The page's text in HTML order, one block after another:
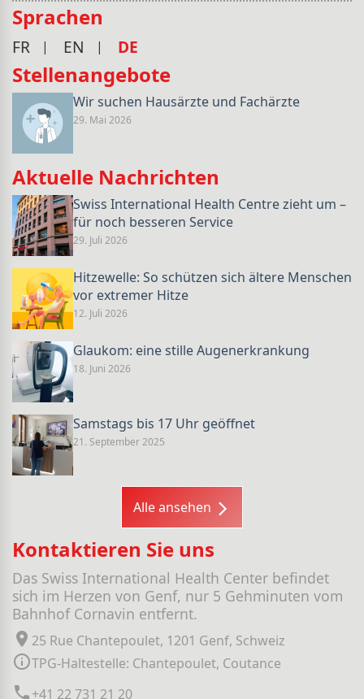
Sprachen
FR EN DE
Stellenangebote
Wir suchen Hausärzte und Fachärzte
29. Mai 2026
Aktuelle Nachrichten
Swiss International Health Centre zieht um –
für noch besseren Service
29. Juli 2026
Hitzewelle: So schützen sich ältere Menschen
vor extremer Hitze
12. Juli 2026
Glaukom: eine stille Augenerkrankung
18. Juni 2026
Samstags bis 17 Uhr geöffnet
21. September 2025
Alle ansehen
Kontaktieren Sie uns
Das Swiss International Health Center befindet
sich im Herzen von Genf, nur 5 Gehminuten vom
Bahnhof Cornavin entfernt.
25 Rue Chantepoulet, 1201 Genf, Schweiz
TPG-Haltestelle: Chantepoulet, Coutance
+41 22 731 21 20